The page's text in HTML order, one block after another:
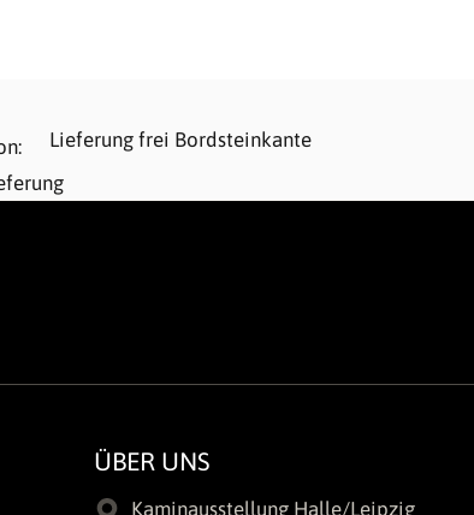
Lieferung frei Bordsteinkante
ÜBER UNS
Kaminausstellung Halle/Leipzig